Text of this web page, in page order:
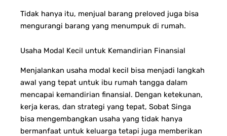
Tidak hanya itu, menjual barang preloved juga bisa
mengurangi barang yang menumpuk di rumah.
Usaha Modal Kecil untuk Kemandirian Finansial
Menjalankan usaha modal kecil bisa menjadi langkah
awal yang tepat untuk ibu rumah tangga dalam
mencapai kemandirian finansial. Dengan ketekunan,
kerja keras, dan strategi yang tepat, Sobat Singa
bisa mengembangkan usaha yang tidak hanya
bermanfaat untuk keluarga tetapi juga memberikan